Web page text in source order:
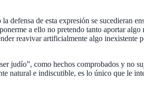
defensa de esta expresión se su­cedieran
a ello no pretendo tanto aportar algo
reavivar artificialmente algo in­existente
judío”, como hechos comprobados y no
natural e indiscutible, es lo único que le